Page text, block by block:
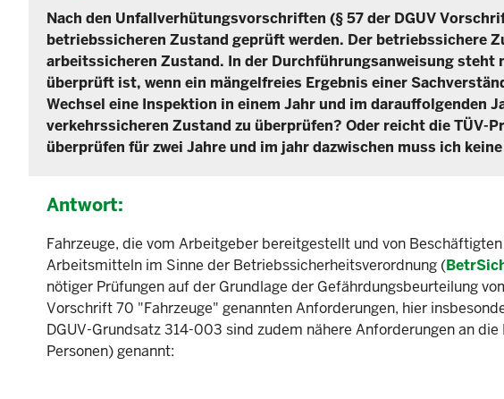
Nach den Unfallverhütungsvorschriften (§ 57 der DGUV
betriebssicheren Zustand geprüft werden. Der betriebssichere
arbeitssicheren Zustand. In der Durchführungsanweisung steht
überprüft ist, wenn ein mängelfreies Ergebnis einer
Wechsel eine Inspektion in einem Jahr und im darauffolgenden
verkehrssicheren Zustand zu überprüfen? Oder reicht die TÜV-
überprüfen für zwei Jahre und im jahr dazwischen muss ich
Antwort:
Fahrzeuge, die vom Arbeitgeber bereitgestellt und von
Arbeitsmitteln im Sinne der Betriebssicherheitsverordnung (
nötiger Prüfungen auf der Grundlage der Gefährdungsbeurteilung
Vorschrift 70 "Fahrzeuge" genannten Anforderungen, hier
DGUV-Grundsatz 314-003 sind zudem nähere Anforderungen an
Personen) genannt: